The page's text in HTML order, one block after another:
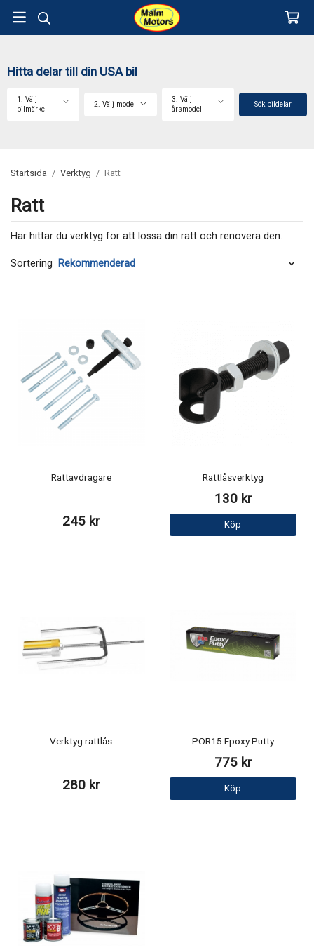
Hitta delar till din USA bil
1. Välj
bilmärke
2. Välj modell
3. Välj
årsmodell
Sök bildelar
Startsida / Verktyg / Ratt
Ratt
Här hittar du verktyg för att lossa din ratt och renovera den.
Sortering
Rattavdragare
245 kr
Rattlåsverktyg
130 kr
Köp
Verktyg rattlås
280 kr
POR15 Epoxy Putty
775 kr
Köp